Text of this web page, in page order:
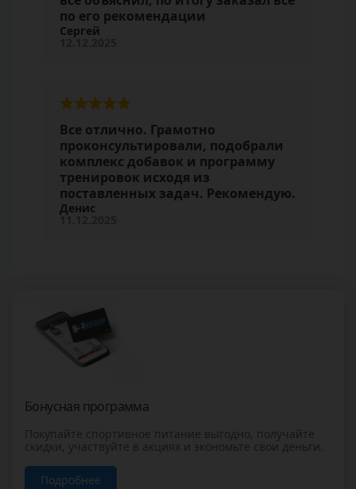
по его рекомендации
Сергей
Все отлично. Грамотно
проконсультировали, подобрали
комплекс добавок и программу
тренировок исходя из
поставленных задач. Рекомендую.
Денис
Бонусная программа
Покупайте спортивное питание выгодно, получайте
скидки, участвуйте в акциях и экономьте свои деньги.
Подробнее